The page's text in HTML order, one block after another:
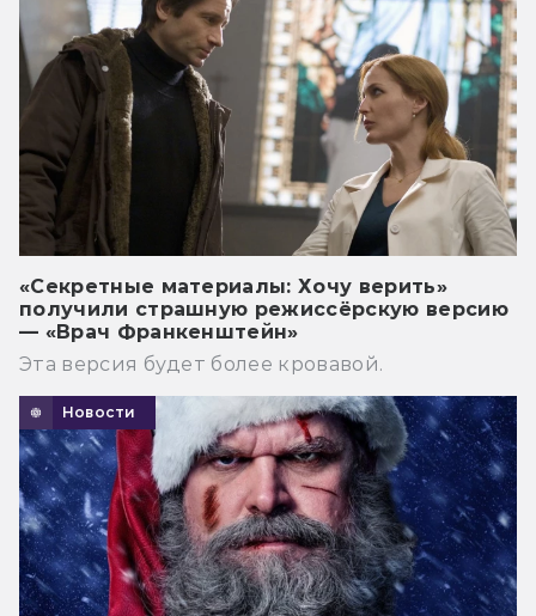
«Секретные материалы: Хочу верить»
получили страшную режиссёрскую версию
— «Врач Франкенштейн»
Эта версия будет более кровавой.
Новости